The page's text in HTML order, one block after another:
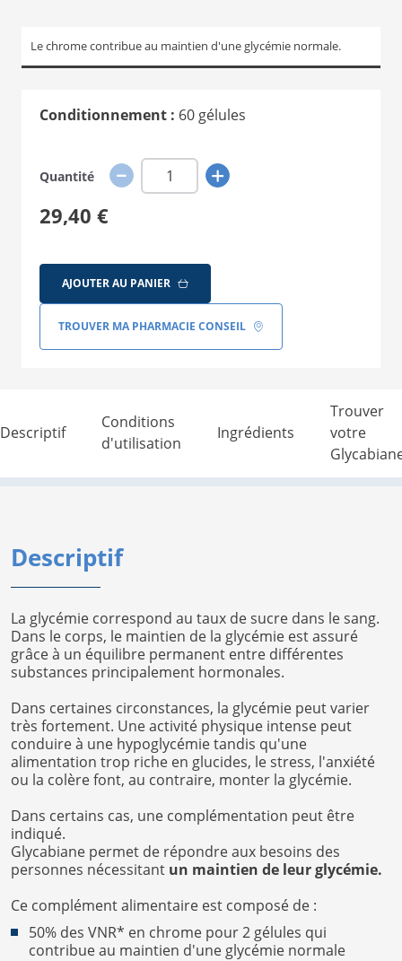
Le chrome contribue au maintien d'une glycémie normale.
Conditionnement : 60 gélules
Quantité
29,40 €
AJOUTER AU PANIER
TROUVER MA PHARMACIE CONSEIL
Descriptif
Conditions
d'utilisation
Ingrédients
Trouver
votre
Descriptif
La glycémie correspond au taux de sucre dans le sang.
Dans le corps, le maintien de la glycémie est assuré
grâce à un équilibre permanent entre différentes
substances principalement hormonales.
Dans certaines circonstances, la glycémie peut varier
très fortement. Une activité physique intense peut
conduire à une hypoglycémie tandis qu'une
alimentation trop riche en glucides, le stress, l'anxiété
ou la colère font, au contraire, monter la glycémie.
Dans certains cas, une complémentation peut être
indiqué.
Glycabiane permet de répondre aux besoins des
personnes nécessitant un maintien de leur glycémie.
Ce complément alimentaire est composé de :
50% des VNR* en chrome pour 2 gélules qui
contribue au maintien d'une glycémie normale